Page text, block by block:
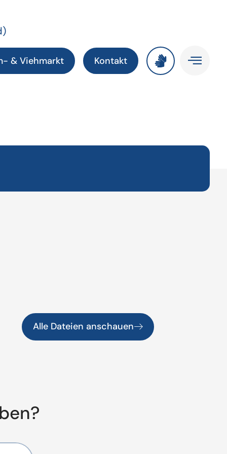
& Viehmarkt Kontakt
Alle Dateien anschauen